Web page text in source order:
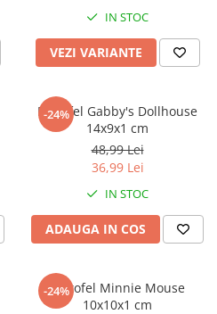
IN STOC
VEZI VARIANTE
-24%
Portofel Gabby's Dollhouse
14x9x1 cm
48,99 Lei
36,99 Lei
IN STOC
ADAUGA IN COS
-24%
Portofel Minnie Mouse
10x10x1 cm